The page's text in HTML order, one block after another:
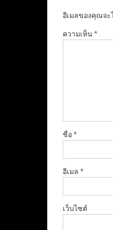
อีเมลของคุณจ
ความเห็น*
ชื่อ*
อีเมล *
เว็บไซต์